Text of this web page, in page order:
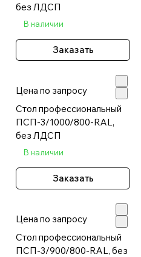
без ЛДСП
В наличии
Заказать
Цена по запросу
Стол профессиональный
ПСП-3/1000/800-RAL,
без ЛДСП
В наличии
Заказать
Цена по запросу
Стол профессиональный
ПСП-3/900/800-RAL, без